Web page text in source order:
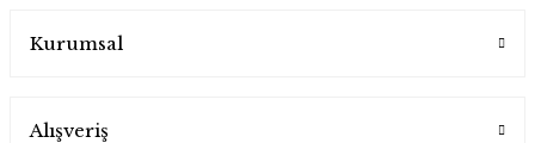
Kurumsal
Alışveriş